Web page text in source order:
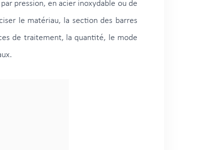
pression, en acier inoxydable ou de
le matériau, la section des barres
de traitement, la quantité, le mode